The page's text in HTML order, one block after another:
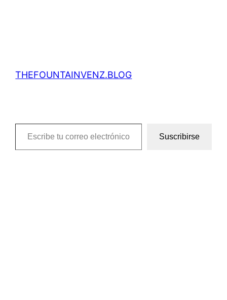
THEFOUNTAINVENZ.BLOG
Escribe tu correo electrónico…
Suscribirse